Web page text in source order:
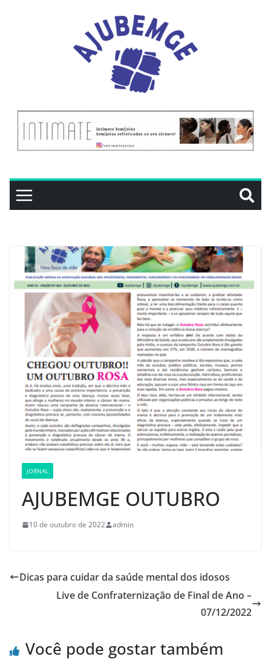
JORNAL
AJUBEMGE OUTUBRO
10 de outubro de 2022 admin
Dicas para cuidar da saúde mental dos idosos
Live de Confraternização de Final de Ano –
07/12/2022
Você pode gostar também